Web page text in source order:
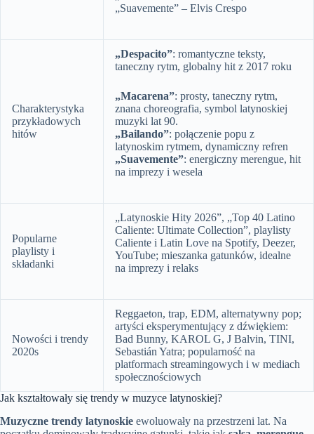
„Suavemente” – Elvis Crespo
Charakterystyka
przykładowych
hitów
„Despacito”: romantyczne teksty,
taneczny rytm, globalny hit z 2017 roku
„Macarena”: prosty, taneczny rytm,
znana choreografia, symbol latynoskiej
muzyki lat 90.
„Bailando”: połączenie popu z
latynoskim rytmem, dynamiczny refren
„Suavemente”: energiczny merengue, hit
na imprezy i wesela
Popularne
playlisty i
składanki
„Latynoskie Hity 2026”, „Top 40 Latino
Caliente: Ultimate Collection”, playlisty
Caliente i Latin Love na Spotify, Deezer,
YouTube; mieszanka gatunków, idealne
na imprezy i relaks
Nowości i trendy
2020s
Reggaeton, trap, EDM, alternatywny pop;
artyści eksperymentujący z dźwiękiem:
Bad Bunny, KAROL G, J Balvin, TINI,
Sebastián Yatra; popularność na
platformach streamingowych i w mediach
społecznościowych
Jak kształtowały się trendy w muzyce latynoskiej?
Muzyczne trendy latynoskie ewoluowały na przestrzeni lat. Na